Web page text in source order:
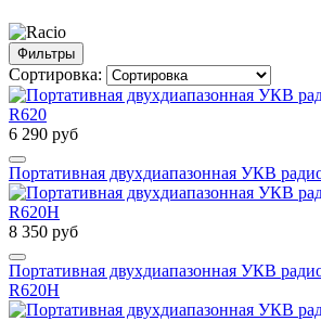
Фильтры
Сортировка:
6 290 руб
Портативная двухдиапазонная УКВ
8 350 руб
Портативная двухдиапазонная УКВ
R620H